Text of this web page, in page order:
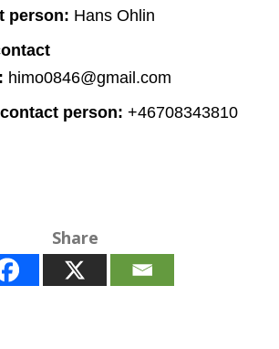
person: Hans Ohlin
himo0846@gmail.com
person: +46708343810
Share